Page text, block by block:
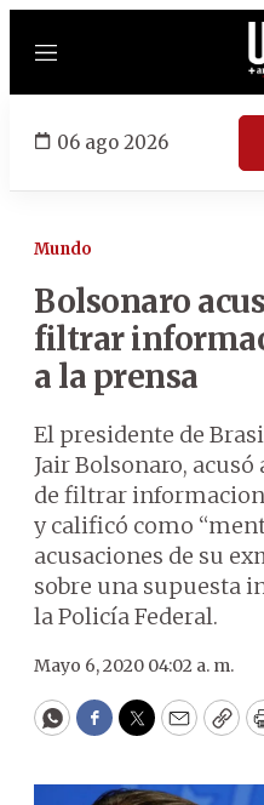
Menú
06 ago 2026
Mundo
Bolsonaro
filtrar
a la prensa
El presidente de
Jair Bolsonaro,
de filtrar
y calificó como
acusaciones de su
sobre una supuesta
la Policía Federal.
Mayo 6, 2020 04:02 a. m.
WhatsApp
Facebook
Twitter
Email